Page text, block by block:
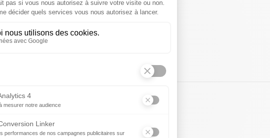
Table AIR Wildwood ronde
À propos de LAGO